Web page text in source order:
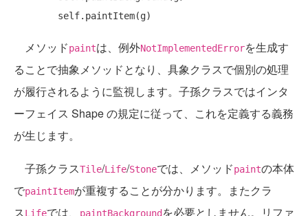
メソッドpaintは、例外NotImplementedErrorを生成す
ることで抽象メソッドとなり、具象クラスで個別の処理
が履行されるように監視します。子孫クラスではインタ
ーフェイス Shape の規定に従って、これを定義する義務
が生じます。
子孫クラスTile/Life/Stoneでは、メソッドpaintの本体
でpaintItemが重複することが分かります。またクラ
スLifeでは、 paintBackground を必要としません。リファ